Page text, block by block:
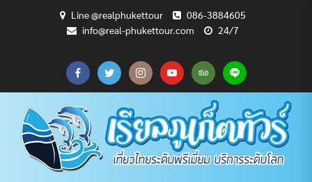
Line @realphukettour
086-3884605
info@real-phukettour.com
24/7
CART
CHECKOUT
MY
ACCOUNT
SAMPLE
PAGE
ทัวร์
ทั้งหมด
บทความ
ท่อง
เที่ยว
ยินดี
ต้อนรับ
สู่
PHUKET
TOUR
เกี่ยว
กับ
เรา
แพ็คเกจ
ทัวร์
ทั้งหมด